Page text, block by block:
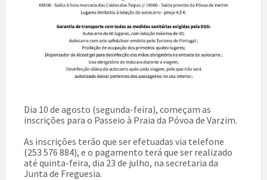
Dia 10 de agosto (segunda-feira), começam as
inscrições para o Passeio à Praia da Póvoa de Varzim.
As inscrições terão que ser efetuadas via telefone
(253 576 884), e o pagamento terá que ser realizado
até quinta-feira, dia 23 de julho, na secretaria da
Junta de Freguesia.